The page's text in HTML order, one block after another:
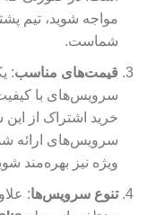
مواجه شوید، تیم
شماست.
قیمت‌های مناسب:
سرویس‌های با
خرید اشتراک از
سرویس‌های ارائه
ویژه نیز بهره‌مند
تنوع سرویس‌ها: